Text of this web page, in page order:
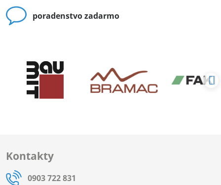
poradenstvo zadarmo
Kontakty
0903 722 831